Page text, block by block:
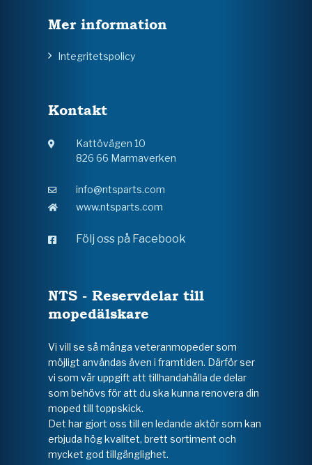
Mer information
Integritetspolicy
Kontakt
Kattövägen 10
826 66 Marmaverken
info@ntsparts.com
www.ntsparts.com
Följ oss på Facebook
NTS - Reservdelar till
mopedälskare
Vi vill se så många veteranmopeder som
möjligt användas även i framtiden. Därför ser
vi som vår uppgift att tillhandahålla de delar
som behövs för att du ska kunna renovera din
moped till toppskick.
Det har gjort oss till en ledande aktör som kan
erbjuda hög kvalitet, brett sortiment och
mycket god tillgänglighet.